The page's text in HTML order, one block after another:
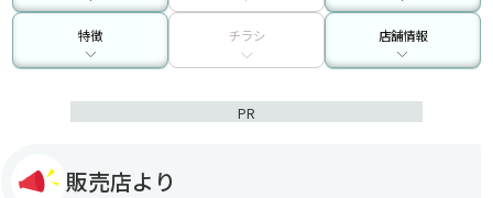
特徴 チラシ 店舗情報
PR
販売店より